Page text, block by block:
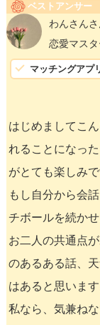
ベストアンサー
わんさんさ
恋愛マスタ
マッチングアプ
はじめましてこ
れることになっ
がとても楽しみで
もし自分から会
チボールを続か
お二人の共通点
のあるある話、
はあると思います
私なら、気兼ね